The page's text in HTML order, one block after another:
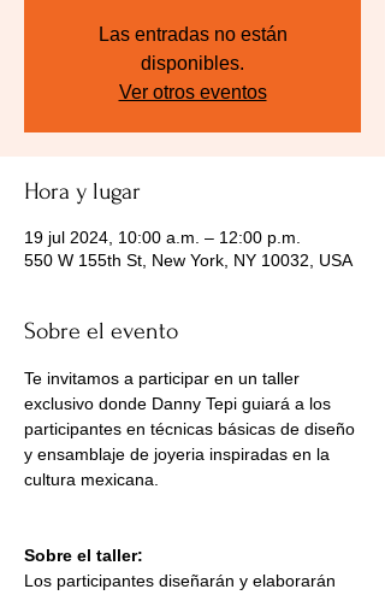
Las entradas no están
disponibles.
Ver otros eventos
Hora y lugar
19 jul 2024, 10:00 a.m. – 12:00 p.m.
550 W 155th St, New York, NY 10032, USA
Sobre el evento
Te invitamos a participar en un taller
exclusivo donde Danny Tepi guiará a los
participantes en técnicas básicas de diseño
y ensamblaje de joyeria inspiradas en la
cultura mexicana.
Sobre el taller:
Los participantes diseñarán y elaborarán